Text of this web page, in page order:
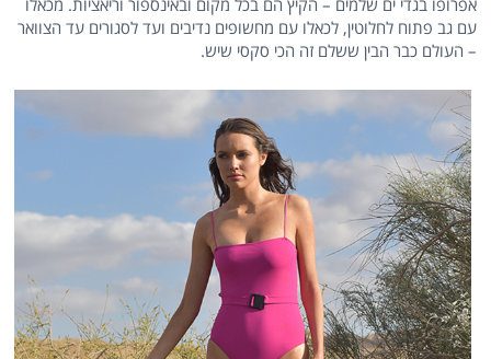
אפרופו בגדי ים שלמים – הקיץ הם בכל מקום ובאינספור וריאציות. מכאלו
עם גב פתוח לחלוטין, לכאלו עם מחשופים נדיבים ועד לסגורים עד הצוואר
– העולם כבר הבין ששלם זה הכי סקסי שיש.